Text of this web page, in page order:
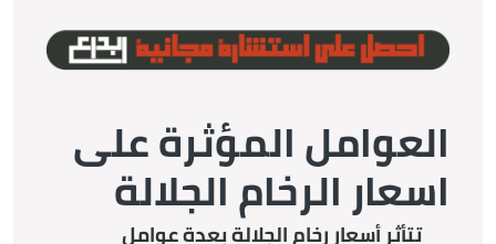
العوامل المؤثرة على
اسعار الرخام الجلالة
تتأثر أسعار رخام الجلالة بعدة عوامل